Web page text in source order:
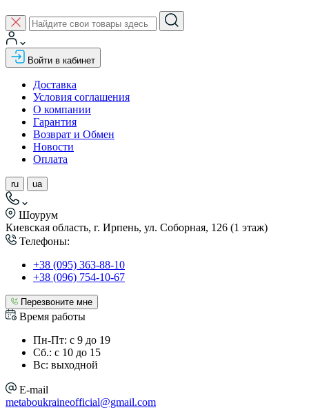
Войти в кабинет
Доставка
Условия соглашения
О компании
Гарантия
Возврат и Обмен
Новости
Оплата
ru ua
Шоурум
Киевская область, г. Ирпень, ул. Соборная, 126 (1 этаж)
Телефоны:
+38 (095) 363-88-10
+38 (096) 754-10-67
Перезвоните мне
Время работы
Пн-Пт: с 9 до 19
Сб.: с 10 до 15
Вс: выходной
E-mail
metaboukraineofficial@gmail.com